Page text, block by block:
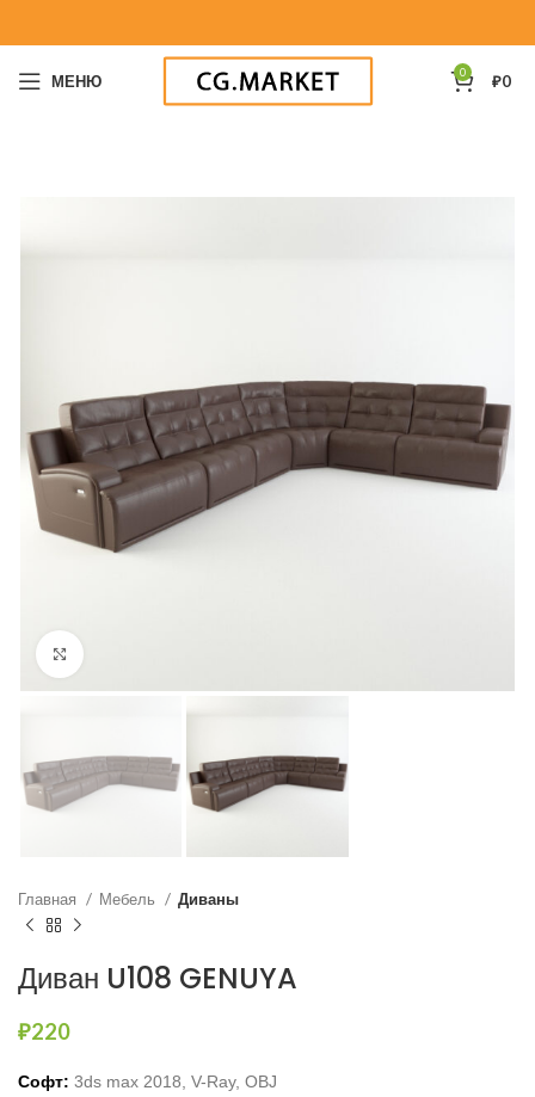
МЕНЮ 0 ₽0
Главная Мебель Диваны
Диван U108 GENUYA
₽220
Софт: 3ds max 2018, V-Ray, OBJ